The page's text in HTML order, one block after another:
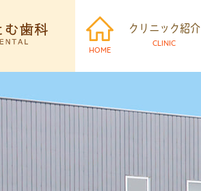
HOME
クリニック紹介
CLINIC